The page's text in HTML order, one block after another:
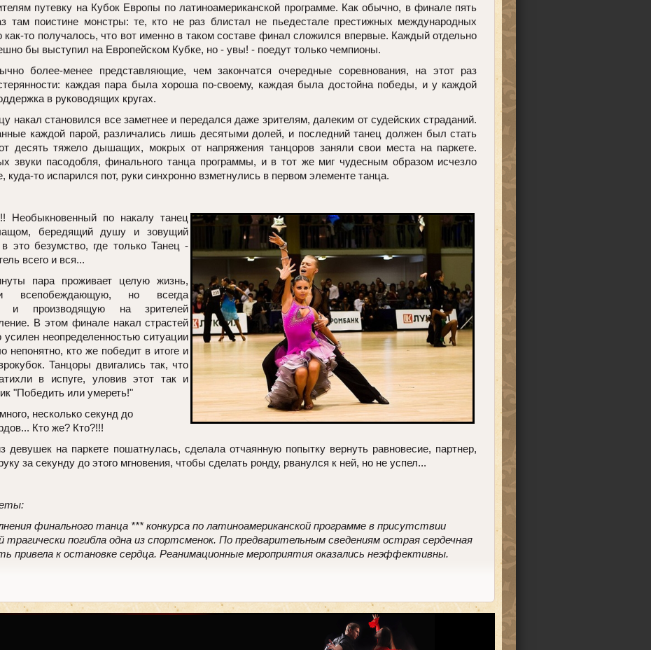
путевку на Кубок Европы по латиноамериканской программе. Как обычно, в финале пять
там поистине монстры: те, кто не раз блистал не пьедестале престижных международных
как-то получалось, что вот именно в таком составе финал сложился впервые. Каждый отдельно
бы выступил на Европейском Кубке, но - увы! - поедут только чемпионы.
более-менее представляющие, чем закончатся очередные соревнования, на этот раз
каждая пара была хороша по-своему, каждая была достойна победы, и у каждой
в руководящих кругах.
накал становился все заметнее и передался даже зрителям, далеким от судейских страданий.
каждой парой, различались лишь десятыми долей, и последний танец должен был стать
десять тяжело дышащих, мокрых от напряжения танцоров заняли свои места на паркете.
звуки пасодобля, финального танца программы, и в тот же миг чудесным образом исчезло
куда-то испарился пот, руки синхронно взметнулись в первом элементе танца.
по накалу танец
бередящий душу и зовущий
это безумство, где только Танец -
всего и вся...
пара проживает целую жизнь,
всепобеждающую, но всегда
и производящую на зрителей
В этом финале накал страстей
усилен неопределенностью ситуации
непонятно, кто же победит в итоге и
Танцоры двигались так, что
в испуге, уловив этот так и
"Победить или умереть!"
несколько секунд до
Кто же? Кто?!!!
девушек на паркете пошатнулась, сделала отчаянную попытку вернуть равновесие, партнер,
за секунду до этого мгновения, чтобы сделать ронду, рванулся к ней, но не успел...
финального танца *** конкурса по латиноамериканской программе в присутствии
трагически погибла одна из спортсменок. По предварительным сведениям острая сердечная
привела к остановке сердца. Реанимационные мероприятия оказались неэффективны.